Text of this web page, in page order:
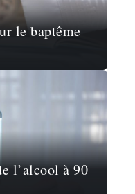
le baptême
l’alcool à 90